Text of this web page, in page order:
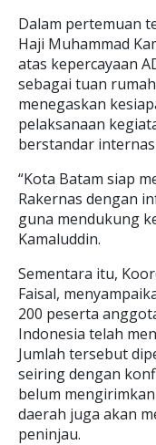
Dalam pertemuan
Haji Muhammad
atas kepercayaan
sebagai tuan
menegaskan
pelaksanaan
berstandar
“Kota Batam siap
Rakernas dengan
guna mendukung
Kamaluddin.
Sementara itu,
Faisal,
200 peserta
Indonesia telah
Jumlah tersebut
seiring dengan
belum
daerah juga akan
peninjau.